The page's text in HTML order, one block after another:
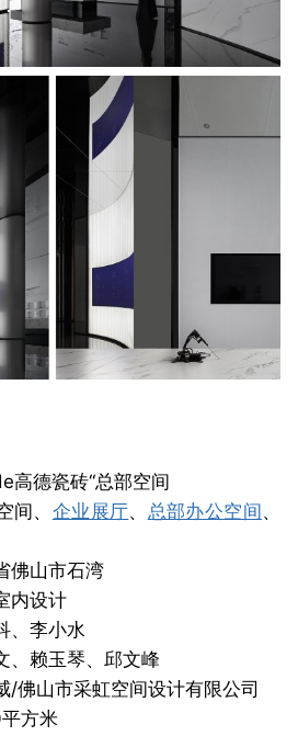
高德瓷砖“总部空间
间、 企业展厅、 总部办公空间、
佛山市石湾
内设计
、李小水
、赖玉琴、邱文峰
/佛山市采虹空间设计有限公司
方米